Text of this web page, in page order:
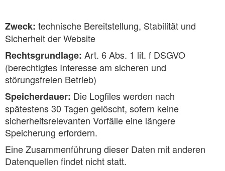
Zweck: technische Bereitstellung, Stabilität und
Sicherheit der Website
Rechtsgrundlage: Art. 6 Abs. 1 lit. f DSGVO
(berechtigtes Interesse am sicheren und
störungsfreien Betrieb)
Speicherdauer: Die Logfiles werden nach
spätestens 30 Tagen gelöscht, sofern keine
sicherheitsrelevanten Vorfälle eine längere
Speicherung erfordern.
Eine Zusammenführung dieser Daten mit anderen
Datenquellen findet nicht statt.